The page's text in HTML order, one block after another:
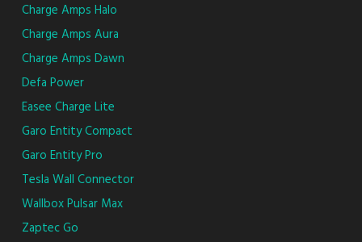
Charge Amps Halo
Charge Amps Aura
Charge Amps Dawn
Defa Power
Easee Charge Lite
Garo Entity Compact
Garo Entity Pro
Tesla Wall Connector
Wallbox Pulsar Max
Zaptec Go